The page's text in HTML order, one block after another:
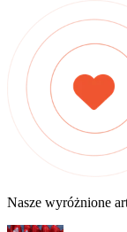
Nasze wyróżnione